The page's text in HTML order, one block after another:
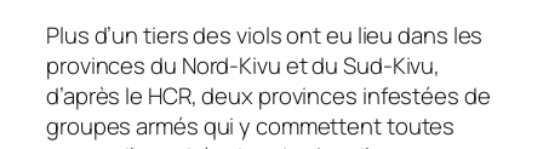
Plus d’un tiers des viols ont eu lieu dans les
provinces du Nord-Kivu et du Sud-Kivu,
d’après le HCR, deux provinces infestées de
groupes armés qui y commettent toutes